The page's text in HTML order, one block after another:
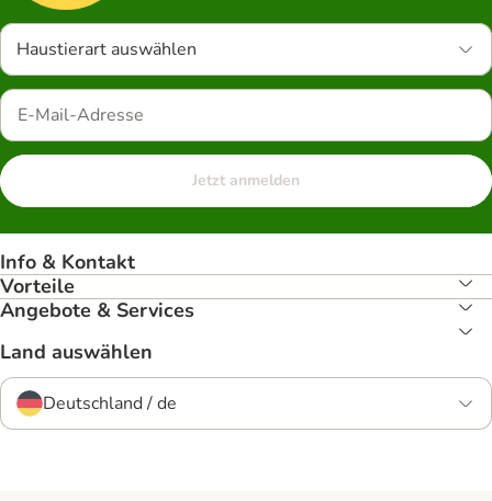
Haustierart auswählen
Jetzt anmelden
Info & Kontakt
Vorteile
Angebote & Services
Land auswählen
Deutschland / de